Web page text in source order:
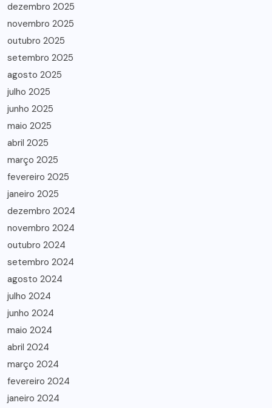
dezembro 2025
novembro 2025
outubro 2025
setembro 2025
agosto 2025
julho 2025
junho 2025
maio 2025
abril 2025
março 2025
fevereiro 2025
janeiro 2025
dezembro 2024
novembro 2024
outubro 2024
setembro 2024
agosto 2024
julho 2024
junho 2024
maio 2024
abril 2024
março 2024
fevereiro 2024
janeiro 2024